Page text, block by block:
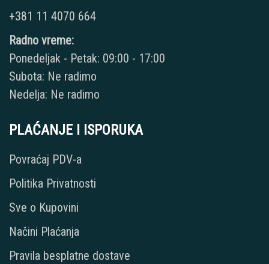
+381 11 4070 664
Radno vreme:
Ponedeljak - Petak: 09:00 - 17:00
Subota: Ne radimo
Nedelja: Ne radimo
PLAĆANJE I ISPORUKA
Povraćaj PDV-a
Politika Privatnosti
Sve o Kupovini
Načini Plaćanja
Pravila besplatne dostave